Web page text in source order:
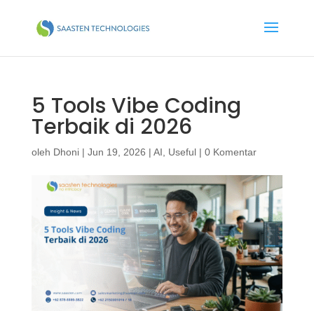
5 Tools Vibe Coding
Terbaik di 2026
oleh Dhoni| Jun 19, 2026 | AI Useful| 0 Komentar